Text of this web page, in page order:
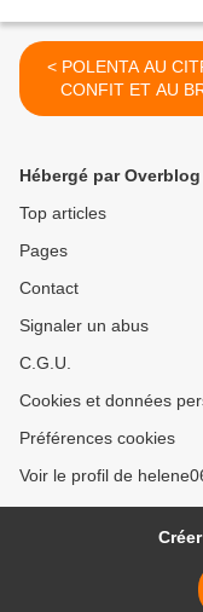
< POLENTA AU CITRON
CONFIT ET AU
Hébergé par Overblog
Top articles
Pages
Contact
Signaler un abus
C.G.U.
Cookies et données
Préférences cookies
Voir le profil de